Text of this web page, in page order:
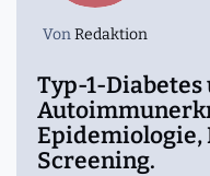
VonRedaktion
Typ-1-
Epidemiologie,
Screening.